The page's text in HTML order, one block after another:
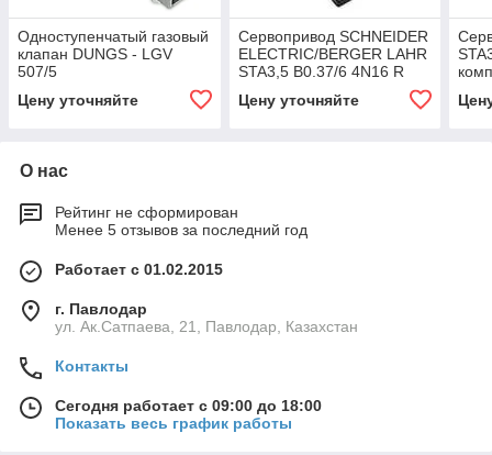
Одноступенчатый газовый
клапан DUNGS - LGV
507/5
Цену уточняйте
Сервопривод SCHNEIDER
ELECTRIC/BERGER LAHR
STA3,5 B0.37/6 4N16 R
Цену уточняйте
О нас
Рейтинг не сформирован
Менее 5 отзывов за последний год
Работает с 01.02.2015
г. Павлодар
ул. Ак.Сатпаева, 21, Павлодар, Казахстан
Контакты
Сегодня работает с 09:00 до 18:00
Показать весь график работы